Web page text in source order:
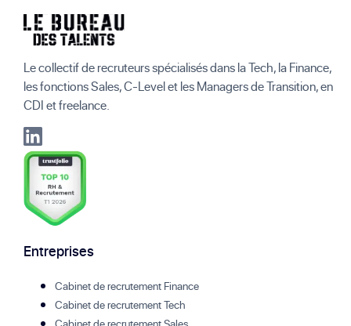
Le collectif de recruteurs spécialisés dans la Tech, la Finance,
les fonctions Sales, C-Level et les Managers de Transition, en
CDI et freelance.
Entreprises
Cabinet de recrutement Finance
Cabinet de recrutement Tech